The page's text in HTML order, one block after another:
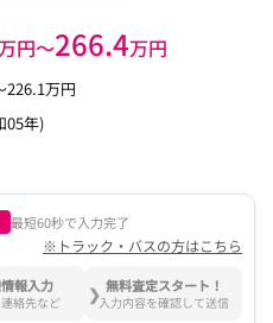
万円〜266.4万円
226.1万円
05年)
最短60秒で入力完了
※トラック・バスの方はこちら
報入力
絡先など
無料査定スタート！
入力内容を確認して送信